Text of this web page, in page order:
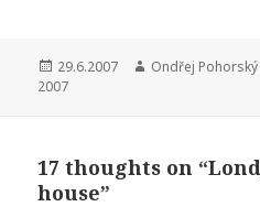
Publikováno:
29.6.2007 Autor:
Ondřej Pohorský
2007
17 thoughts on
house”